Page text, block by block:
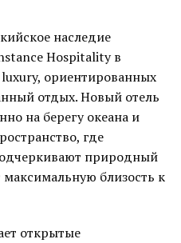
наследие
Hospitality в
luxury, ориентированных
отдых. Новый отель
на берегу океана и
где
природный
близость к
открытые